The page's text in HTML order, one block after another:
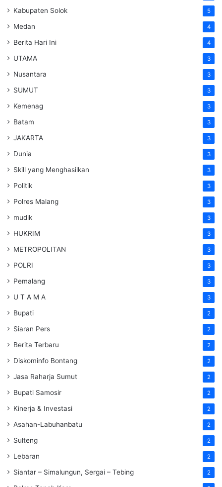
Kabupaten Solok 5
Medan 4
Berita Hari Ini 4
UTAMA 3
Nusantara 3
SUMUT 3
Kemenag 3
Batam 3
JAKARTA 3
Dunia 3
Skill yang Menghasilkan 3
Politik 3
Polres Malang 3
mudik 3
HUKRIM 3
METROPOLITAN 3
POLRI 3
Pemalang 3
U T A M A 3
Bupati 2
Siaran Pers 2
Berita Terbaru 2
Diskominfo Bontang 2
Jasa Raharja Sumut 2
Bupati Samosir 2
Kinerja & Investasi 2
Asahan-Labuhanbatu 2
Sulteng 2
Lebaran 2
Siantar – Simalungun, Sergai – Tebing 2